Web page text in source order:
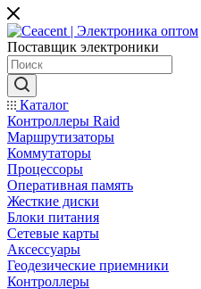
Поставщик электроники
Каталог
Контроллеры Raid
Маршрутизаторы
Коммутаторы
Процессоры
Оперативная память
Жесткие диски
Блоки питания
Сетевые карты
Аксессуары
Геодезические приемники
Контроллеры